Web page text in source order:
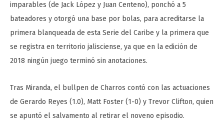
imparables (de Jack López y Juan Centeno), ponchó a 5
bateadores y otorgó una base por bolas, para acreditarse la
primera blanqueada de esta Serie del Caribe y la primera que
se registra en territorio jalisciense, ya que en la edición de
2018 ningún juego terminó sin anotaciones.
Tras Miranda, el bullpen de Charros contó con las actuaciones
de Gerardo Reyes (1.0), Matt Foster (1-0) y Trevor Clifton, quien
se apuntó el salvamento al retirar el noveno episodio.